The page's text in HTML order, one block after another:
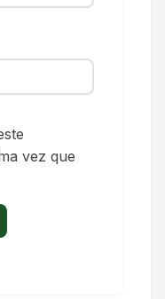
vez que